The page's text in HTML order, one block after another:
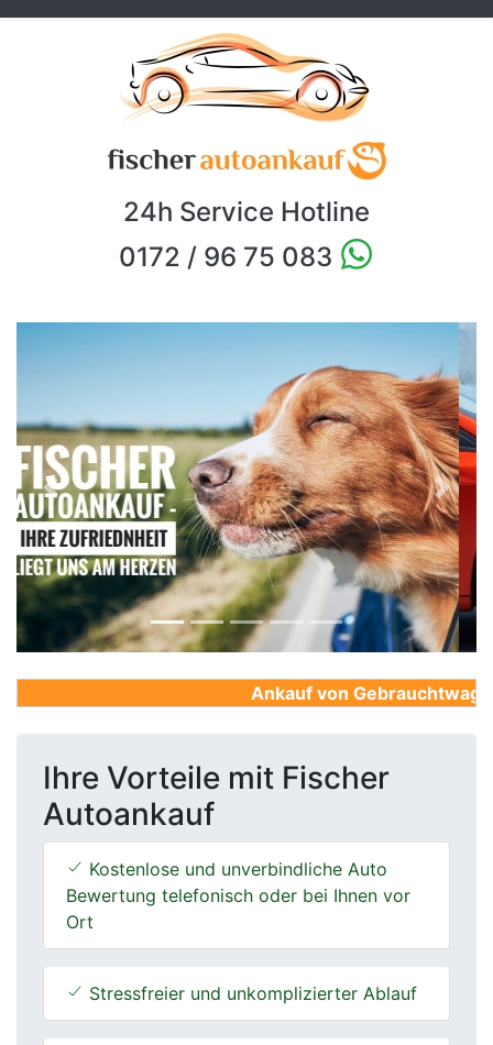
24h Service Hotline
0172 / 96 75 083
Previous Next
Ankauf von
Ihre Vorteile mit Fischer
Autoankauf
Kostenlose und unverbindliche Auto
Bewertung telefonisch oder bei Ihnen vor
Ort
Stressfreier und unkomplizierter Ablauf